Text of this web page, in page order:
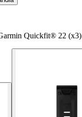
Quickfit® 22 (x3)